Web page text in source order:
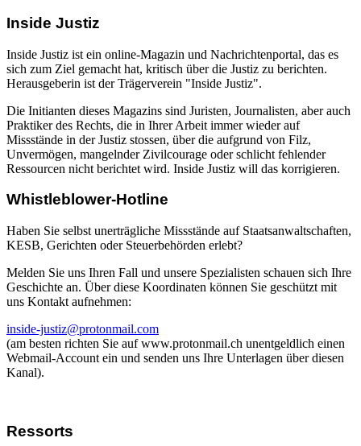
Inside Justiz
Inside Justiz ist ein online-Magazin und Nachrichtenportal, das es
sich zum Ziel gemacht hat, kritisch über die Justiz zu berichten.
Herausgeberin ist der Trägerverein "Inside Justiz".
Die Initianten dieses Magazins sind Juristen, Journalisten, aber auch
Praktiker des Rechts, die in Ihrer Arbeit immer wieder auf
Missstände in der Justiz stossen, über die aufgrund von Filz,
Unvermögen, mangelnder Zivilcourage oder schlicht fehlender
Ressourcen nicht berichtet wird. Inside Justiz will das korrigieren.
Whistleblower-Hotline
Haben Sie selbst unerträgliche Missstände auf Staatsanwaltschaften,
KESB, Gerichten oder Steuerbehörden erlebt?
Melden Sie uns Ihren Fall und unsere Spezialisten schauen sich Ihre
Geschichte an. Über diese Koordinaten können Sie geschützt mit
uns Kontakt aufnehmen:
inside-justiz@protonmail.com
(am besten richten Sie auf www.protonmail.ch unentgeldlich einen
Webmail-Account ein und senden uns Ihre Unterlagen über diesen
Kanal).
Ressorts